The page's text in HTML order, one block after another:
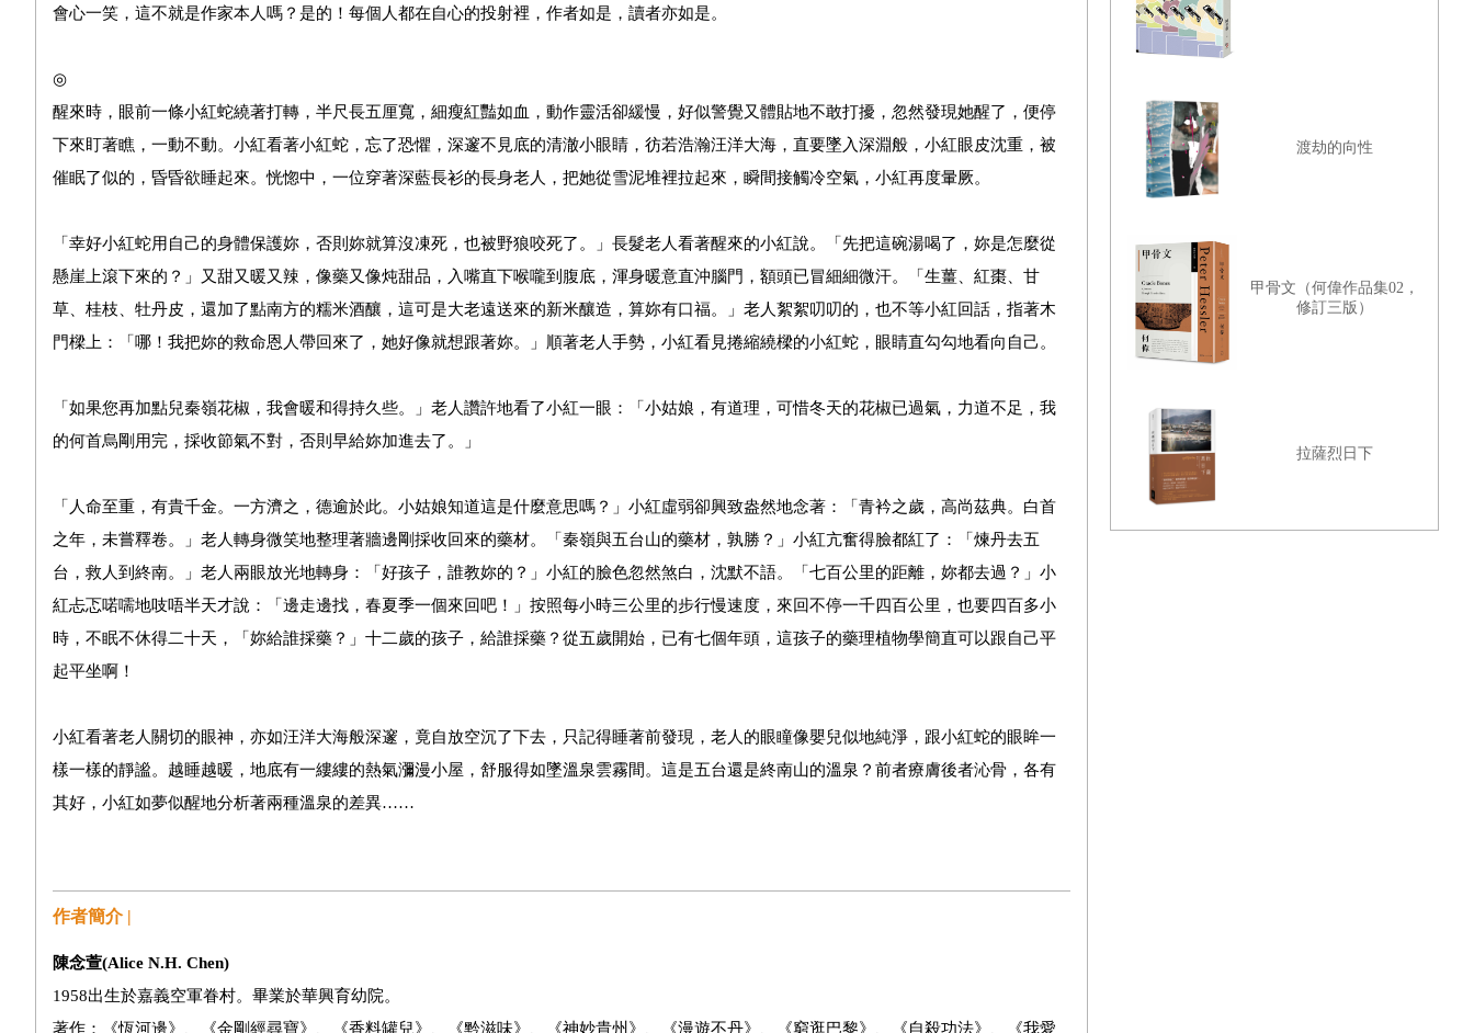
會心一笑，這不就是作家本人嗎？是的！每個人都在自心的投射裡，作者如是，讀者亦如是。
◎
醒來時，眼前一條小紅蛇繞著打轉，半尺長五厘寬，細瘦紅豔如血，動作靈活卻緩慢，好似警覺又體貼地不敢打擾，忽然發現她醒了，便停
下來盯著瞧，一動不動。小紅看著小紅蛇，忘了恐懼，深邃不見底的清澈小眼睛，彷若浩瀚汪洋大海，直要墜入深淵般，小紅眼皮沈重，被
催眠了似的，昏昏欲睡起來。恍惚中，一位穿著深藍長衫的長身老人，把她從雪泥堆裡拉起來，瞬間接觸冷空氣，小紅再度暈厥。
「幸好小紅蛇用自己的身體保護妳，否則妳就算沒凍死，也被野狼咬死了。」長髮老人看著醒來的小紅說。「先把這碗湯喝了，妳是怎麼從
懸崖上滾下來的？」又甜又暖又辣，像藥又像炖甜品，入嘴直下喉嚨到腹底，渾身暖意直沖腦門，額頭已冒細細微汗。「生薑、紅棗、甘
草、桂枝、牡丹皮，還加了點南方的糯米酒釀，這可是大老遠送來的新米釀造，算妳有口福。」老人絮絮叨叨的，也不等小紅回話，指著木
門樑上：「哪！我把妳的救命恩人帶回來了，她好像就想跟著妳。」順著老人手勢，小紅看見捲縮繞樑的小紅蛇，眼睛直勾勾地看向自己。
「如果您再加點兒秦嶺花椒，我會暖和得持久些。」老人讚許地看了小紅一眼：「小姑娘，有道理，可惜冬天的花椒已過氣，力道不足，我
的何首烏剛用完，採收節氣不對，否則早給妳加進去了。」
「人命至重，有貴千金。一方濟之，德逾於此。小姑娘知道這是什麼意思嗎？」小紅虛弱卻興致盎然地念著：「青衿之歲，高尚茲典。白首
之年，未嘗釋卷。」老人轉身微笑地整理著牆邊剛採收回來的藥材。「秦嶺與五台山的藥材，孰勝？」小紅亢奮得臉都紅了：「煉丹去五
台，救人到終南。」老人兩眼放光地轉身：「好孩子，誰教妳的？」小紅的臉色忽然煞白，沈默不語。「七百公里的距離，妳都去過？」小
紅忐忑喏嚅地吱唔半天才說：「邊走邊找，春夏季一個來回吧！」按照每小時三公里的步行慢速度，來回不停一千四百公里，也要四百多小
時，不眠不休得二十天，「妳給誰採藥？」十二歲的孩子，給誰採藥？從五歲開始，已有七個年頭，這孩子的藥理植物學簡直可以跟自己平
起平坐啊！
小紅看著老人關切的眼神，亦如汪洋大海般深邃，竟自放空沉了下去，只記得睡著前發現，老人的眼瞳像嬰兒似地純淨，跟小紅蛇的眼眸一
樣一樣的靜謐。越睡越暖，地底有一縷縷的熱氣瀰漫小屋，舒服得如墜溫泉雲霧間。這是五台還是終南山的溫泉？前者療膚後者沁骨，各有
其好，小紅如夢似醒地分析著兩種溫泉的差異……
作者簡介 |
陳念萱(Alice N.H. Chen)
1958出生於嘉義空軍眷村。畢業於華興育幼院。
著作：《恆河邊》、《金剛經尋寶》、《香料罐兒》、《黔滋味》、《神妙貴州》、《漫遊不丹》、《窮逛巴黎》、《自殺功法》、《我愛
渡劫的向性
甲骨文（何偉作品集02，
修訂三版）
拉薩烈日下